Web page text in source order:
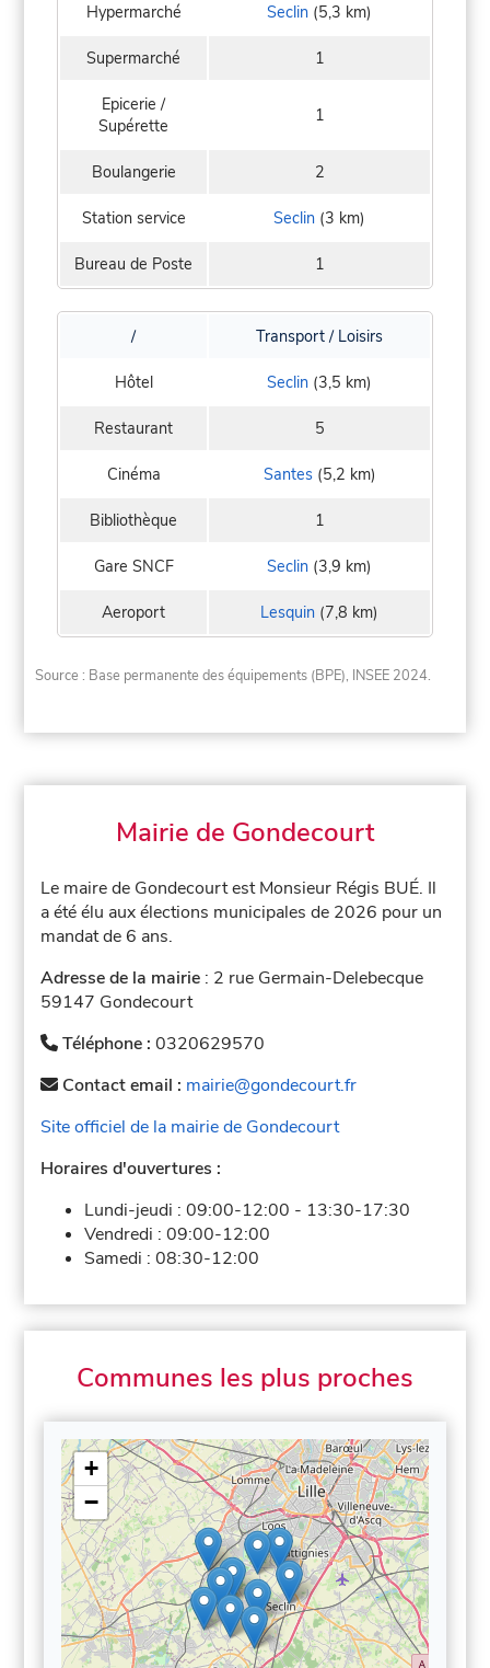
Hypermarché Seclin (5,3 km)
Supermarché 1
Epicerie /
Supérette
1
Boulangerie 2
Station service Seclin (3 km)
Bureau de Poste 1
/ Transport / Loisirs
Hôtel Seclin (3,5 km)
Restaurant 5
Cinéma Santes(5,2 km)
Bibliothèque 1
Gare SNCF Seclin (3,9 km)
Aeroport Lesquin (7,8 km)
Source : Base permanente des équipements (BPE), INSEE 2024.
Mairie de Gondecourt
Le maire de Gondecourt est Monsieur Régis BUÉ. Il
a été élu aux élections municipales de 2026 pour un
mandat de 6 ans.
Adresse de la mairie : 2 rue Germain-Delebecque
59147 Gondecourt
Téléphone :0320629570
Contact email : mairie@gondecourt.fr
Site officiel de la mairie de Gondecourt
Horaires d'ouvertures :
Lundi-jeudi :09:00-12:00 - 13:30-17:30
Vendredi :09:00-12:00
Samedi :08:30-12:00
Communes les plus proches
+
−